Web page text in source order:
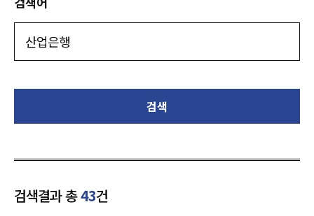
검색
검색결과 총43건